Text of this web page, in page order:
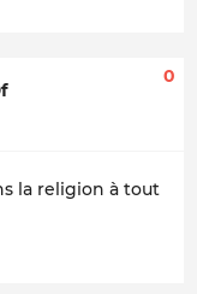
0
la religion à tout